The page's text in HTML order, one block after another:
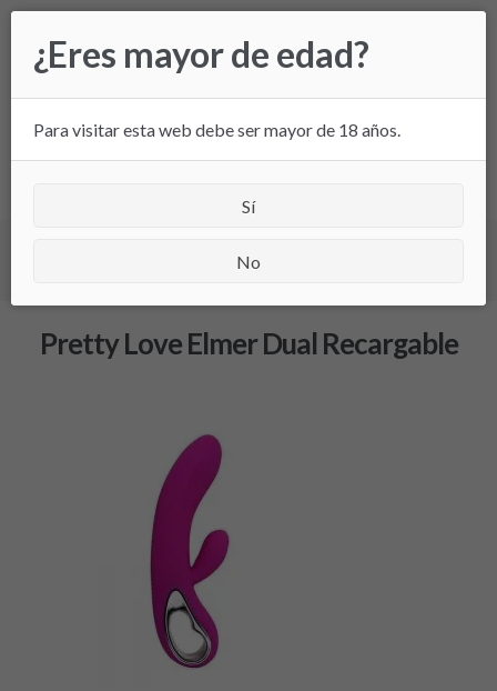
la
navegación
al
contenido
Pretty Love Elmer Dual Recargable
¿Eres mayor de edad?
Para visitar esta web debe ser mayor de 18 años.
Sí
No